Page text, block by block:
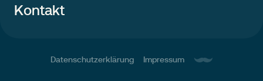
Kontakt
Datenschutzerklärung Impressum